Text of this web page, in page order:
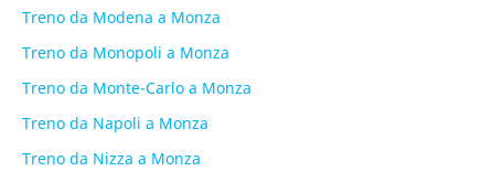
Treno da Modena a Monza
Treno da Monopoli a Monza
Treno da Monte-Carlo a Monza
Treno da Napoli a Monza
Treno da Nizza a Monza